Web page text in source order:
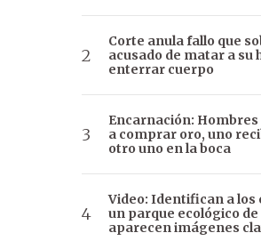
Corte anula fallo que
acusado de matar a su
enterrar cuerpo
Encarnación:
a comprar oro, uno
otro uno en la boca
Video: Identifican a los
un parque ecológico
aparecen imágenes